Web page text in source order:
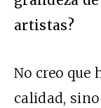
artistas?
No creo que
calidad,